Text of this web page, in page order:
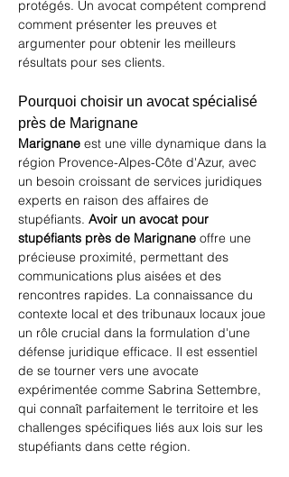
protégés. Un avocat compétent comprend
comment présenter les preuves et
argumenter pour obtenir les meilleurs
résultats pour ses clients.
Pourquoi choisir un avocat spécialisé
près de Marignane
Marignane est une ville dynamique dans la
région Provence-Alpes-Côte d'Azur, avec
un besoin croissant de services juridiques
experts en raison des affaires de
stupéfiants. Avoir un avocat pour
stupéfiants près de Marignane offre une
précieuse proximité, permettant des
communications plus aisées et des
rencontres rapides. La connaissance du
contexte local et des tribunaux locaux joue
un rôle crucial dans la formulation d'une
défense juridique efficace. Il est essentiel
de se tourner vers une avocate
expérimentée comme Sabrina Settembre,
qui connaît parfaitement le territoire et les
challenges spécifiques liés aux lois sur les
stupéfiants dans cette région.